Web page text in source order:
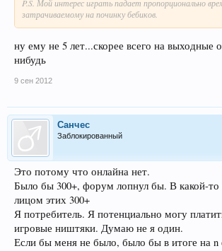
P.S. Мой интерес играть падает пропорционально
затрачиваемому на починку бебиков.
ну ему не 5 лет...скорее всего на выходные
нибудь
9 сен 2012
Санчес
Заблокированный
Это потому что онлайна нет.
Было бы 300+, форум лопнул бы. В какой-то
лицом этих 300+
Я потребитель. Я потенциально могу
игровые ништяки. Думаю не я один.
Если бы меня не было, было бы в итоге на n